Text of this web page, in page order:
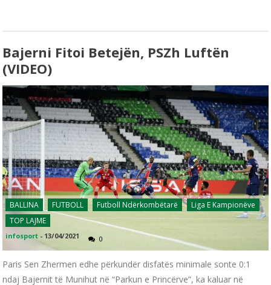
Bajerni Fitoi Betejën, PSZh Luftën
(VIDEO)
BALLINA FUTBOLL Futboll Ndërkombëtarë
Liga E Kampionëve
TOP LAJME
infosport - 13/04/2021 0
Paris Sen Zhermen edhe përkundër disfatës minimale sonte 0:1
ndaj Bajernit të Munihut në “Parkun e Princërve”, ka kaluar në